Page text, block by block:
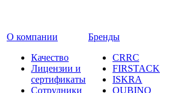
О компании
Качество
Лицензии и
сертификаты
Сотрудники
Бренды
CRRC
FIRSTACK
ISKRA
QUBINO